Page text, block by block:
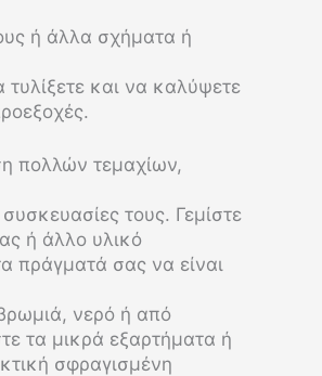
ή άλλα σχήματα ή
τυλίξετε και να καλύψετε
πολλών τεμαχίων,
τους. Γεμίστε
ή άλλο υλικό
πράγματά σας να είναι
νερό ή από
τα μικρά εξαρτήματα ή
σφραγισμένη